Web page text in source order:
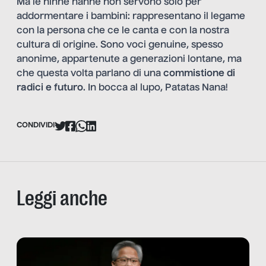
Ma le ninne nanne non servono solo per
addormentare i bambini: rappresentano il legame
con la persona che ce le canta e con la nostra
cultura di origine. Sono voci genuine, spesso
anonime, appartenute a generazioni lontane, ma
che questa volta parlano di una commistione di
radici e futuro. In bocca al lupo, Patatas Nana!
CONDIVIDI
Leggi anche